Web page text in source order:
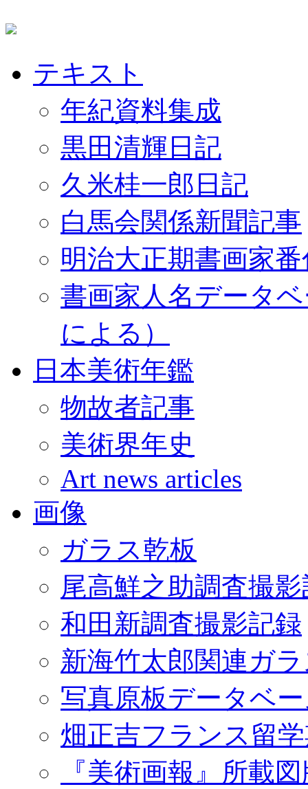
テキスト
年紀資料集成
黒田清輝日記
久米桂一郎日記
白馬会関係新聞記事
明治大正期書画家
書画家人名データ
による）
日本美術年鑑
物故者記事
美術界年史
Art news articles
画像
ガラス乾板
尾高鮮之助調査撮
和田新調査撮影記録
新海竹太郎関連ガ
写真原板データベ
畑正吉フランス留
『美術画報』所載